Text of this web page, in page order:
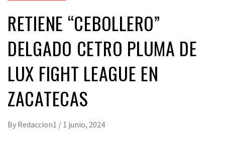
RETIENE “CEBOLLERO”
DELGADO CETRO PLUMA DE
LUX FIGHT LEAGUE EN
ZACATECAS
By Redaccion1 / 1 junio, 2024